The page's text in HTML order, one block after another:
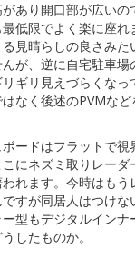
あり開口部が広いの
低限でよく楽に座れ
見晴らしの良さみた
が、逆に自宅駐車場
ギリ見えづらくなっ
なく後述のPVMなど
ードはフラットで視
にネズミ取りレーダ
れます。今時はもう
すが同居人はつけ
型もデジタルインナ
したものか。